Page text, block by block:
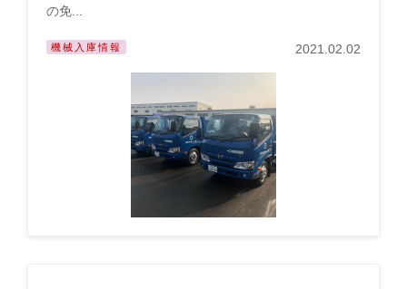
の免...
機械入庫情報 2021.02.02